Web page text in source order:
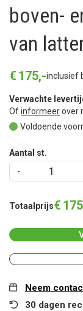
boven-
van
€ 175,-inclusief
Verwachte
Ofinformeerover
Voldoende
Aantal st.
Totaalprijs€ 175
Neem
30 dagen